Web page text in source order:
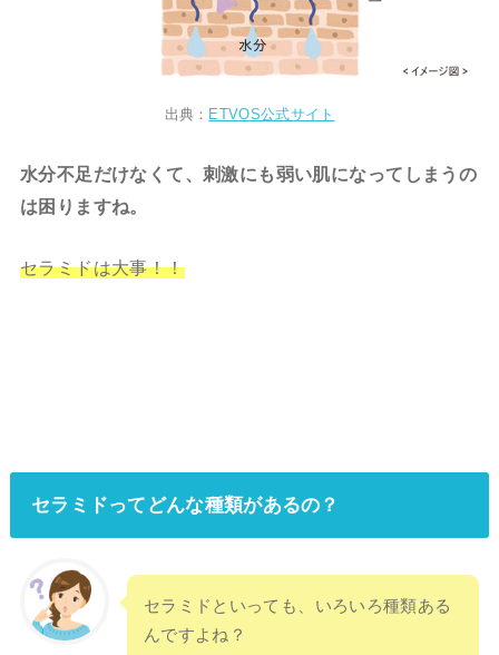
出典： ETVOS公式サイト
水分不足だけなくて、刺激にも弱い肌になってしまうの
は困りますね。
セラミドは大事！！
セラミドってどんな種類があるの？
セラミドといっても、いろいろ種類ある
んですよね？